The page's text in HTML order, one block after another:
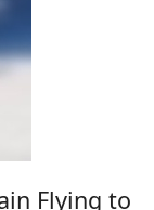
Flying to